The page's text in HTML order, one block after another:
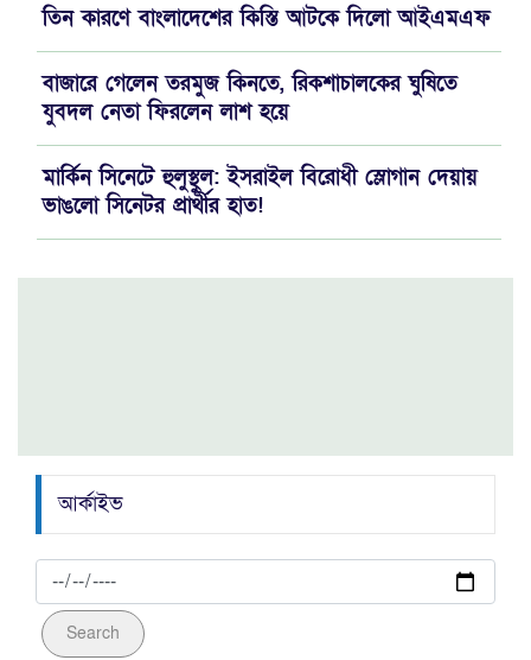
তিন কারণে বাংলাদেশের কিস্তি আটকে দিলো আইএমএফ
বাজারে গেলেন তরমুজ কিনতে, রিকশাচালকের ঘুষিতে
যুবদল নেতা ফিরলেন লাশ হয়ে
মার্কিন সিনেটে হুলুস্থুল: ইসরাইল বিরোধী স্লোগান দেয়ায়
ভাঙলো সিনেটর প্রার্থীর হাত!
ভারত মহাসাগরের বদলা পারস্য উপসাগরে নিল ইরান
স্পেন, পাল্টাপাল্টি হুঙ্কারে চরম উত্তেজনা!
ছিনতাইয়ের পর রেহাই পেল না কিশোর গ্যাং, পুলিশের
জালে ৪ জন
আর্কাইভ
Search